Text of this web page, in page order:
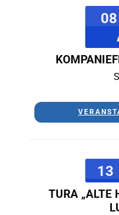
13
TURA „ALTE